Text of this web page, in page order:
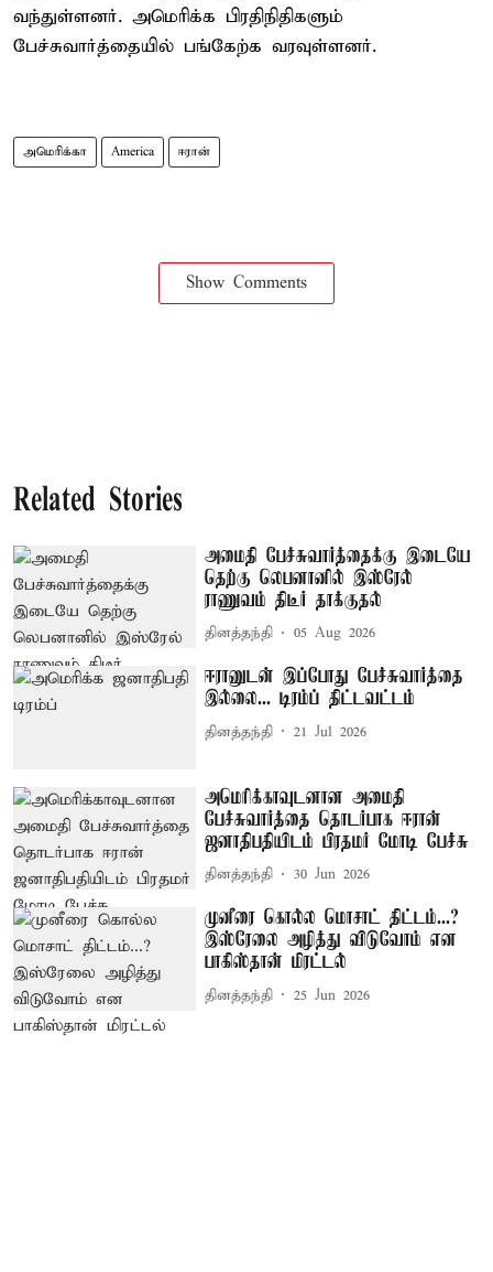
வந்துள்ளனர். அமெரிக்க பிரதிநிதிகளும்
பேச்சுவார்த்தையில் பங்கேற்க வரவுள்ளனர்.
அமெரிக்கா America ஈரான்
Show Comments
Related Stories
அமைதி பேச்சுவார்த்தைக்கு இடையே
தெற்கு லெபனானில் இஸ்ரேல்
ராணுவம் திடீர் தாக்குதல்
தினத்தந்தி 05 Aug 2026
ஈரானுடன் இப்போது பேச்சுவார்த்தை
இல்லை... டிரம்ப் திட்டவட்டம்
தினத்தந்தி 21 Jul 2026
அமெரிக்காவுடனான அமைதி
பேச்சுவார்த்தை தொடர்பாக ஈரான்
ஜனாதிபதியிடம் பிரதமர் மோடி பேச்சு
தினத்தந்தி 30 Jun 2026
முனீரை கொல்ல மொசாட் திட்டம்...?
இஸ்ரேலை அழித்து விடுவோம் என
பாகிஸ்தான் மிரட்டல்
தினத்தந்தி 25 Jun 2026